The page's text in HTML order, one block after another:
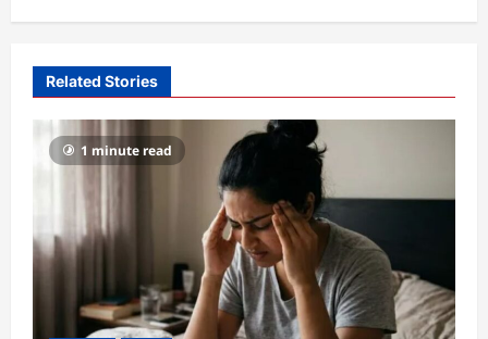
v
g
a
n
Related Stories
1 minute read